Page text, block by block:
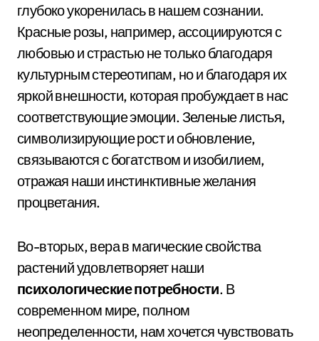
глубоко укоренилась в нашем сознании.
Красные розы, например, ассоциируются с
любовью и страстью не только благодаря
культурным стереотипам, но и благодаря их
яркой внешности, которая пробуждает в нас
соответствующие эмоции. Зеленые листья,
символизирующие рост и обновление,
связываются с богатством и изобилием,
отражая наши инстинктивные желания
процветания.
Во-вторых, вера в магические свойства
растений удовлетворяет наши
психологические потребности. В
современном мире, полном
неопределенности, нам хочется чувствовать